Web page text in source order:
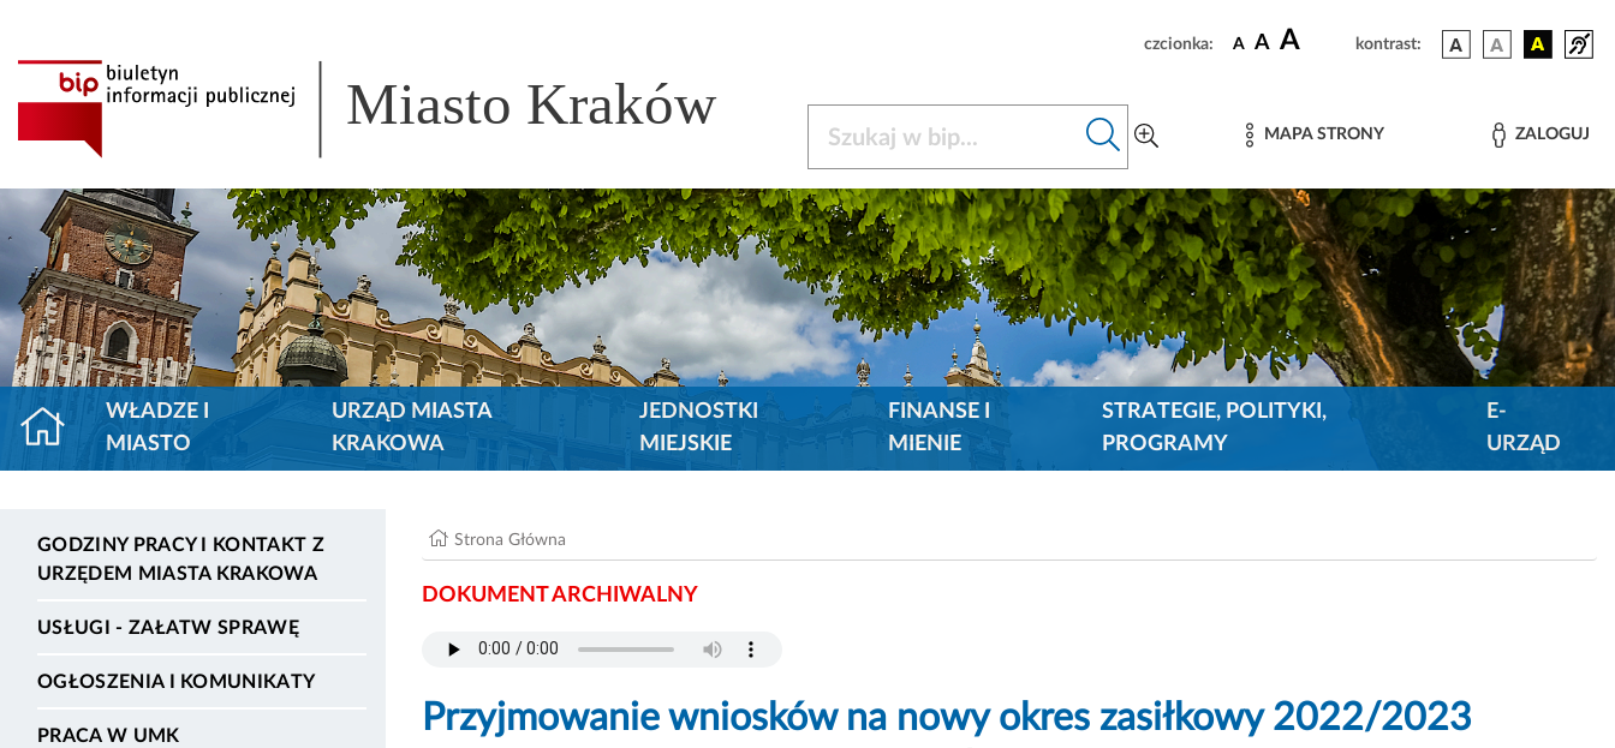
czcionka: A A A kontrast:
Miasto Kraków MAPA STRONY ZALOGUJ
WŁADZE I
MIASTO
URZĄD MIASTA
KRAKOWA
JEDNOSTKI
MIEJSKIE
FINANSE I
MIENIE
STRATEGIE, POLITYKI,
PROGRAMY
E-
URZĄD
GODZINY PRACY I KONTAKT Z
URZĘDEM MIASTA KRAKOWA
USŁUGI - ZAŁATW SPRAWĘ
OGŁOSZENIA I KOMUNIKATY
PRACA W UMK
Strona Główna
DOKUMENT ARCHIWALNY
Przyjmowanie wniosków na nowy okres zasiłkowy 2022/2023